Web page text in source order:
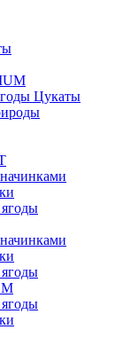
Цукаты